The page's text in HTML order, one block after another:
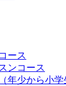
ース
ンコース
年少から小学